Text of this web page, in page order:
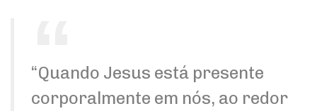
“Quando Jesus está presente
corporalmente em nós, ao redor